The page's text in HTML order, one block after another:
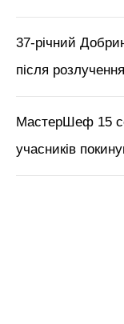
37-річний
після
МастерШеф 15
учасників